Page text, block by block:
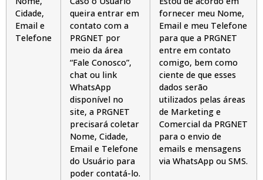
Cidade,
Email e
Telefone
queira entrar em
contato com a
PRGNET por
meio da área
“Fale Conosco”,
chat ou link
WhatsApp
disponível no
site, a PRGNET
precisará coletar
Nome, Cidade,
Email e Telefone
do Usuário para
poder contatá-lo.
fornecer meu Nome,
Email e meu Telefone
para que a PRGNET
entre em contato
comigo, bem como
ciente de que esses
dados serão
utilizados pelas áreas
de Marketing e
Comercial da PRGNET
para o envio de
emails e mensagens
via WhatsApp ou SMS.